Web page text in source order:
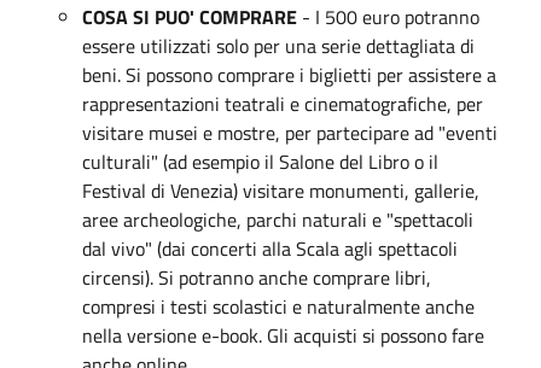
COSA SI PUO' COMPRARE - I 500 euro potranno
essere utilizzati solo per una serie dettagliata di
beni. Si possono comprare i biglietti per assistere a
rappresentazioni teatrali e cinematografiche, per
visitare musei e mostre, per partecipare ad "eventi
culturali" (ad esempio il Salone del Libro o il
Festival di Venezia) visitare monumenti, gallerie,
aree archeologiche, parchi naturali e "spettacoli
dal vivo" (dai concerti alla Scala agli spettacoli
circensi). Si potranno anche comprare libri,
compresi i testi scolastici e naturalmente anche
nella versione e-book. Gli acquisti si possono fare